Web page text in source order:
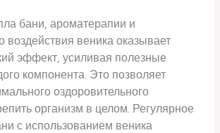
бани, ароматерапии и
воздействия веника оказывает
эффект, усиливая полезные
компонента. Это позволяет
оздоровительного
организм в целом. Регулярное
с использованием веника